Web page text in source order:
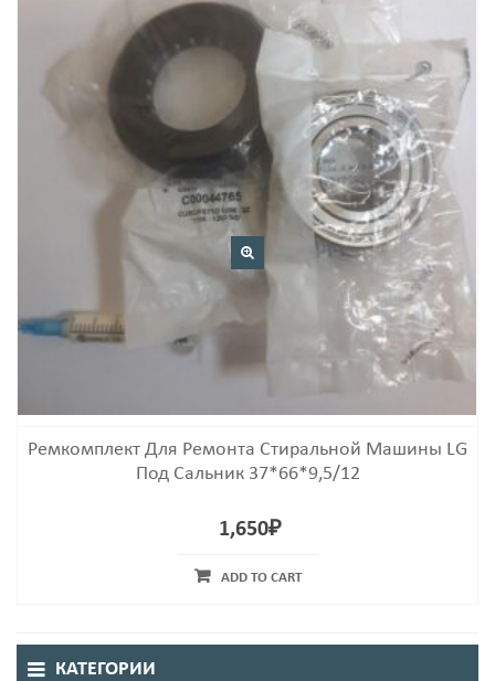
Ремкомплект Для Ремонта Стиральной Машины LG
Под Сальник 37*66*9,5/12
1,650₽
ADD TO CART
КАТЕГОРИИ